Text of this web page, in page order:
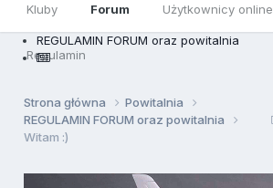
Kluby Forum Użytkownicy online
Regulamin
REGULAMIN FORUM oraz powitalnia
Strona główna
Powitalnia
REGULAMIN FORUM oraz powitalnia
Witam :)